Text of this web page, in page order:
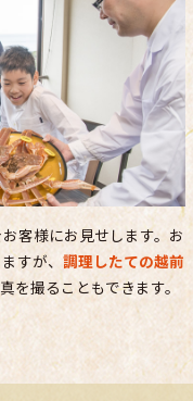
お客様にお見せします。お
すが、 調理したての越前
を撮ることもできます。